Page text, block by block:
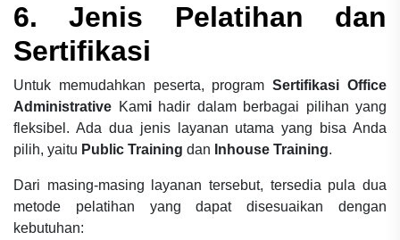
6. Jenis Pelatihan dan
Sertifikasi
Untuk memudahkan peserta, programSertifikasi Office
Administrative Kamihadir dalam berbagai pilihan yang
fleksibel. Ada dua jenis layanan utama yang bisa Anda
pilih, yaitu Public Training dan Inhouse Training.
Dari masing-masing layanan tersebut, tersedia pula dua
metode pelatihan yang dapat disesuaikan dengan
kebutuhan: